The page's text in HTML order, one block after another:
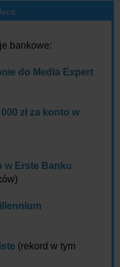
bankowe:
do Media Expert
000 zł za konto w
w Erste Banku
(rekord w tym